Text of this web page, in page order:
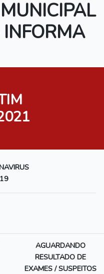
AGUARDANDO
RESULTADO DE
EXAMES / SUSPEITOS